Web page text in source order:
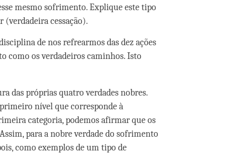
mesmo sofrimento. Explique este tipo
(verdadeira cessação).
de nos refrearmos das dez ações
como os verdadeiros caminhos. Isto
das próprias quatro verdades nobres.
nívelque corresponde à
categoria, podemos afirmar que os
para a nobre verdade do sofrimento
como exemplos de um tipo de